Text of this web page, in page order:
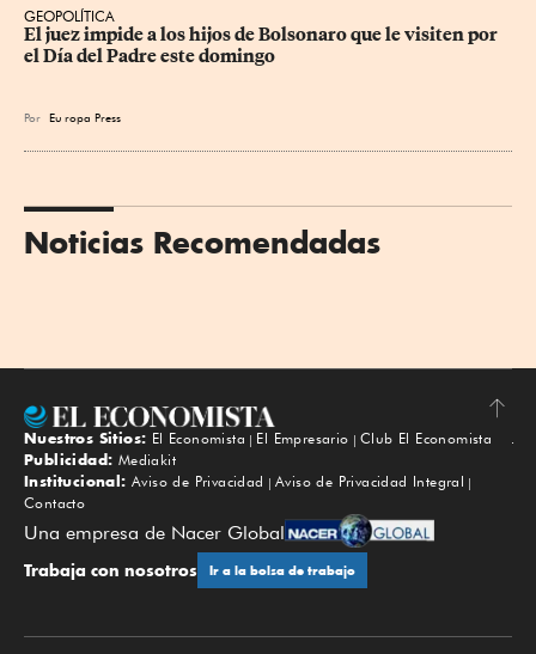
GEOPOLÍTICA
El juez impide a los hijos de Bolsonaro que le visiten por
el Día del Padre este domingo
Por Eu ropa Press
Noticias Recomendadas
Subir
Nuestros Sitios: El Economista El Empresario
Club El Economista
Publicidad: Mediakit
Institucional: Aviso de Privacidad
Aviso de Privacidad Integral
Contacto
Una empresa de Nacer Global
Trabaja con nosotros Ir a la bolsa de trabajo